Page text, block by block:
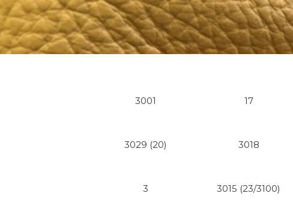
3001 17
3029 (20) 3018
3 3015 (23/3100)